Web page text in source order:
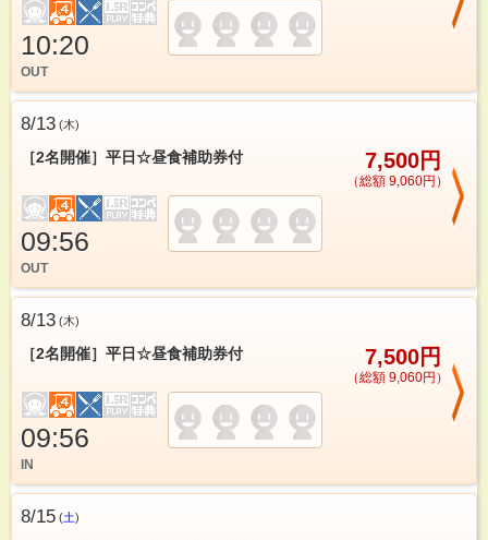
10:20
OUT
8/13 (木)
［2名開催］平日☆昼食補助券付 7,500円
（総額 9,060円）
09:56
OUT
8/13 (木)
［2名開催］平日☆昼食補助券付 7,500円
（総額 9,060円）
09:56
IN
8/15 (土)